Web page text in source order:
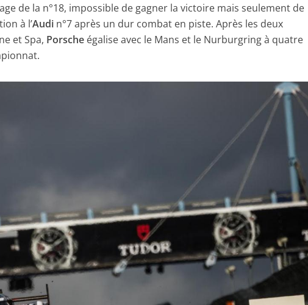
de la n°18, impossible de gagner la victoire mais seulement de
à l’Audi n°7 après un dur combat en piste. Après les deux
et Spa, Porsche égalise avec le Mans et le Nurburgring à quatre